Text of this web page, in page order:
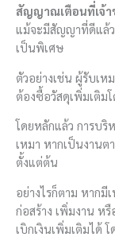
สัญญาณเตือนที่เจ้า
แม้จะมีสัญญาที่ดีแล้ว
เป็นพิเศษ
ตัวอย่างเช่น ผู้รับเห
ต้องซื้อวัสดุเพิ่มเติม
โดยหลักแล้ว การบ
เหมา หากเป็นงาน
ตั้งแต่ต้น
อย่างไรก็ตาม หากมี
ก่อสร้าง เพิ่มงาน ห
เบิกเงินเพิ่มเติมได้